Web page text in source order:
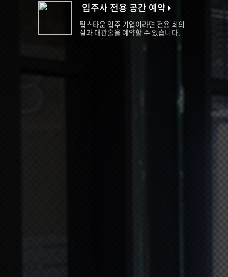
입주사 전용 공간 예약
팁스타운 입주 기업이라면 전용 회의
실과 대관홀을 예약할 수 있습니다.